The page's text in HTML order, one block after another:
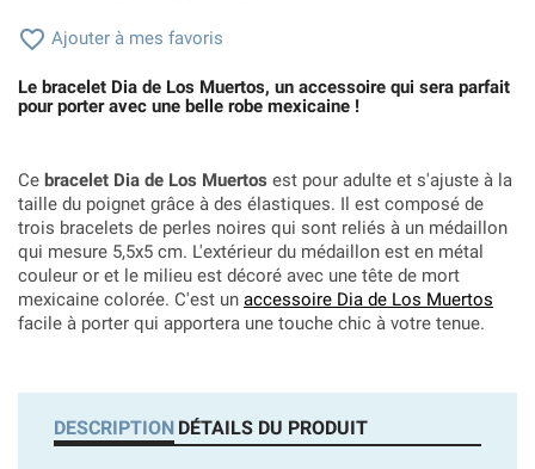
 Ajouter à mes favoris
Le bracelet Dia de Los Muertos, un accessoire qui sera parfait
pour porter avec une belle robe mexicaine !
Ce bracelet Dia de Los Muertos est pour adulte et s'ajuste à la
taille du poignet grâce à des élastiques. Il est composé de
trois bracelets de perles noires qui sont reliés à un médaillon
qui mesure 5,5x5 cm. L'extérieur du médaillon est en métal
couleur or et le milieu est décoré avec une tête de mort
mexicaine colorée. C'est un accessoire Dia de Los Muertos
facile à porter qui apportera une touche chic à votre tenue.
DESCRIPTION DÉTAILS DU PRODUIT